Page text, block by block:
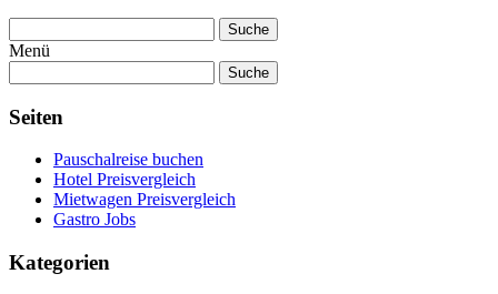
Suche
Menü
Suche
Seiten
Pauschalreise buchen
Hotel Preisvergleich
Mietwagen Preisvergleich
Gastro Jobs
Kategorien